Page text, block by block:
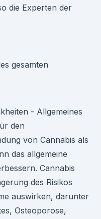
die Experten der
- Allgemeines
den
von Cannabis als
das allgemeine
Cannabis
des Risikos
auswirken, darunter
Osteoporose,